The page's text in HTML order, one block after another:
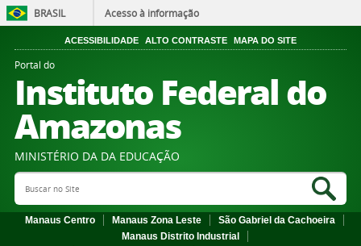
BRASIL Acesso à informação
ACESSIBILIDADE ALTO CONTRASTE MAPA DO SITE
Portal do
Instituto Federal do
Amazonas
MINISTÉRIO DA DA EDUCAÇÃO
Search Site
Manaus Centro Manaus Zona Leste
São Gabriel da Cachoeira
Manaus Distrito Industrial